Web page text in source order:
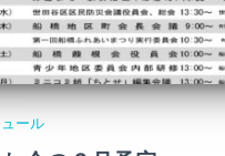
ール